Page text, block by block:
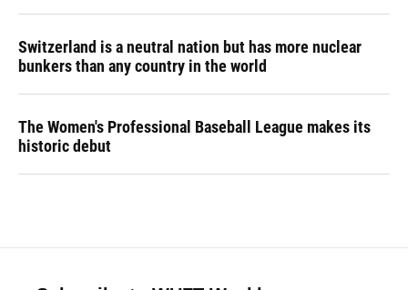
Switzerland is a neutral nation but has more nuclear
bunkers than any country in the world
The Women's Professional Baseball League makes its
historic debut